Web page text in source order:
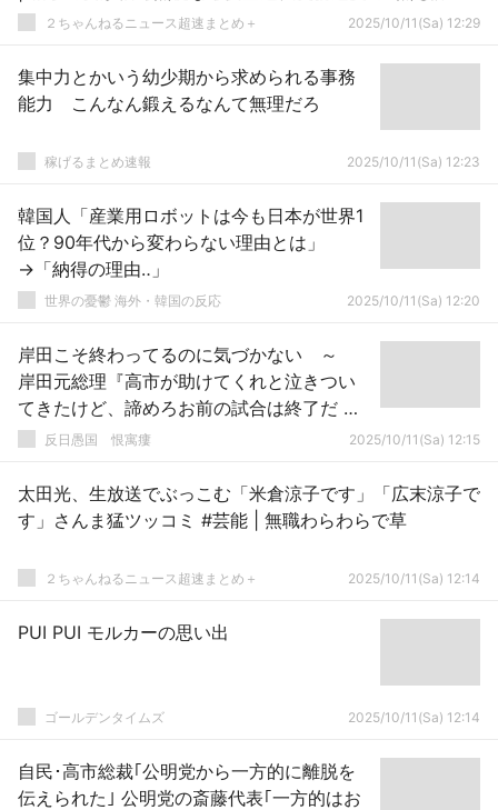
られず２ちゃんねるニュース超速まとめ＋ 2025/10/11(Sa) 12:29
集中力とかいう幼少期から求められる事務
能力 こんなん鍛えるなんて無理だろ
稼げるまとめ速報 2025/10/11(Sa) 12:23
韓国人「産業用ロボットは今も日本が世界1
位？90年代から変わらない理由とは」
→「納得の理由‥」
世界の憂鬱 海外・韓国の反応 2025/10/11(Sa) 12:20
岸田こそ終わってるのに気づかない ～
岸田元総理『高市が助けてくれと泣きつい
てきたけど、諦めろお前の試合は終了だ と
言って帰らせた』
反日愚国 恨寓瘻 2025/10/11(Sa) 12:15
太田光、生放送でぶっこむ「米倉涼子です」「広末涼子で
す」さんま猛ツッコミ #芸能 | 無職わらわらで草
２ちゃんねるニュース超速まとめ＋ 2025/10/11(Sa) 12:14
PUI PUI モルカーの思い出
ゴールデンタイムズ 2025/10/11(Sa) 12:14
自民･高市総裁｢公明党から一方的に離脱を
伝えられた｣ 公明党の斎藤代表｢一方的はお